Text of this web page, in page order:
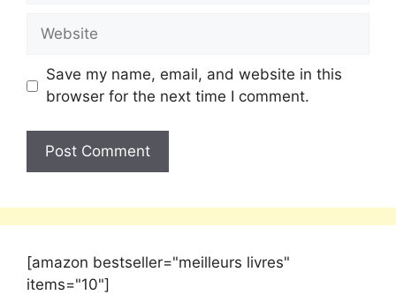
Save my name, email, and website in this
browser for the next time I comment.
[amazon bestseller="meilleurs livres"
items="10"]